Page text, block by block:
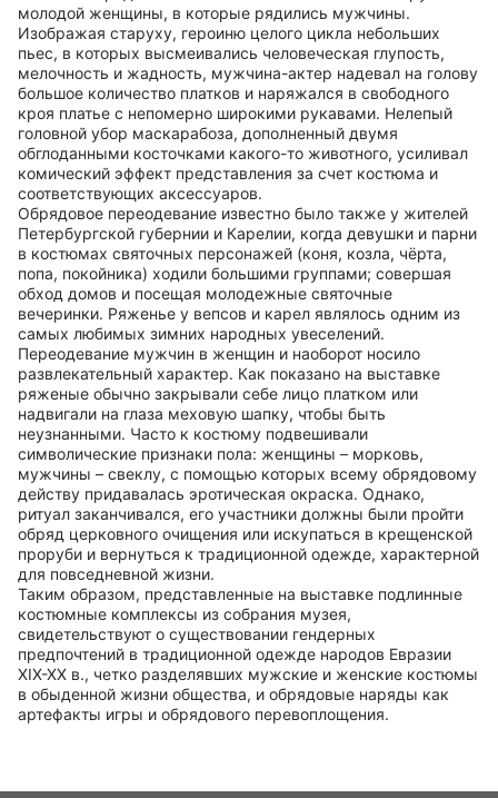
молодой женщины, в которые рядились мужчины.
Изображая старуху, героиню целого цикла небольших
пьес, в которых высмеивались человеческая глупость,
мелочность и жадность, мужчина-актер надевал на голову
большое количество платков и наряжался в свободного
кроя платье с непомерно широкими рукавами. Нелепый
головной убор маскарабоза, дополненный двумя
обглоданными косточками какого-то животного, усиливал
комический эффект представления за счет костюма и
соответствующих аксессуаров.
Обрядовое переодевание известно было также у жителей
Петербургской губернии и Карелии, когда девушки и парни
в костюмах святочных персонажей (коня, козла, чёрта,
попа, покойника) ходили большими группами; совершая
обход домов и посещая молодежные святочные
вечеринки. Ряженье у вепсов и карел являлось одним из
самых любимых зимних народных увеселений.
Переодевание мужчин в женщин и наоборот носило
развлекательный характер. Как показано на выставке
ряженые обычно закрывали себе лицо платком или
надвигали на глаза меховую шапку, чтобы быть
неузнанными. Часто к костюму подвешивали
символические признаки пола: женщины – морковь,
мужчины – свеклу, с помощью которых всему обрядовому
действу придавалась эротическая окраска. Однако,
ритуал заканчивался, его участники должны были пройти
обряд церковного очищения или искупаться в крещенской
проруби и вернуться к традиционной одежде, характерной
для повседневной жизни.
Таким образом, представленные на выставке подлинные
костюмные комплексы из собрания музея,
свидетельствуют о существовании гендерных
предпочтений в традиционной одежде народов Евразии
XIX-XX в., четко разделявших мужские и женские костюмы
в обыденной жизни общества, и обрядовые наряды как
артефакты игры и обрядового перевоплощения.